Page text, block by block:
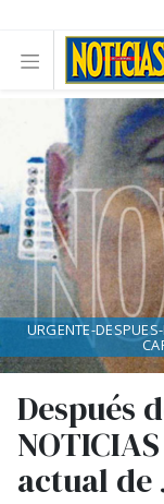
Después
actual de
URGENTE-